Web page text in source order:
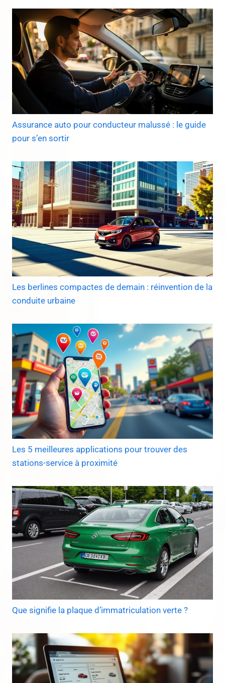
Assurance auto pour conducteur malussé : le guide
pour s’en sortir
Les berlines compactes de demain : réinvention de la
conduite urbaine
Les 5 meilleures applications pour trouver des
stations-service à proximité
Que signifie la plaque d’immatriculation verte ?